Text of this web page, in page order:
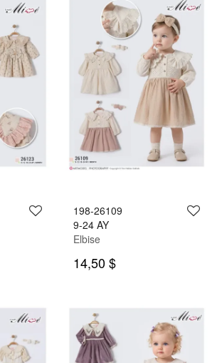
198-26109
9-24 AY
Elbise
14,50 $